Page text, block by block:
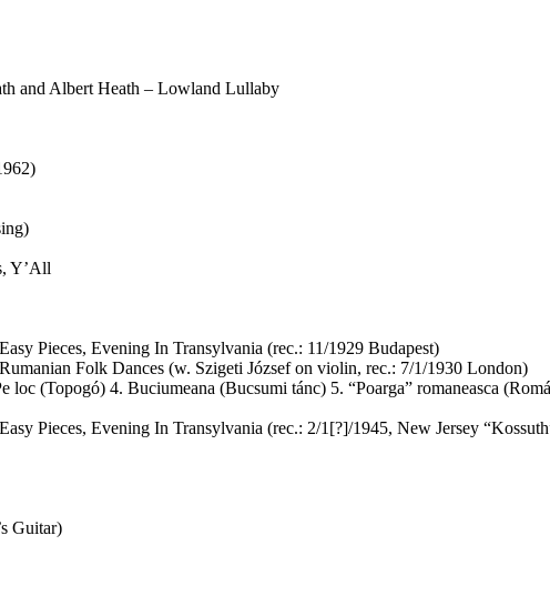
and Albert Heath – Lowland Lullaby
Y’All
Pieces, Evening In Transylvania (rec.: 11/1929 Budapest)
Folk Dances (w. Szigeti József on violin, rec.: 7/1/1930 London)
(Topogó) 4. Buciumeana (Bucsumi tánc) 5. “Poarga” romaneasca
Pieces, Evening In Transylvania (rec.: 2/1[?]/1945, New Jersey
Guitar)